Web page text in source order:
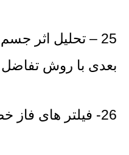
25 – تحلیل اثر
بعدی با روش
26- فیلتر های فاز خطی دیجیتال